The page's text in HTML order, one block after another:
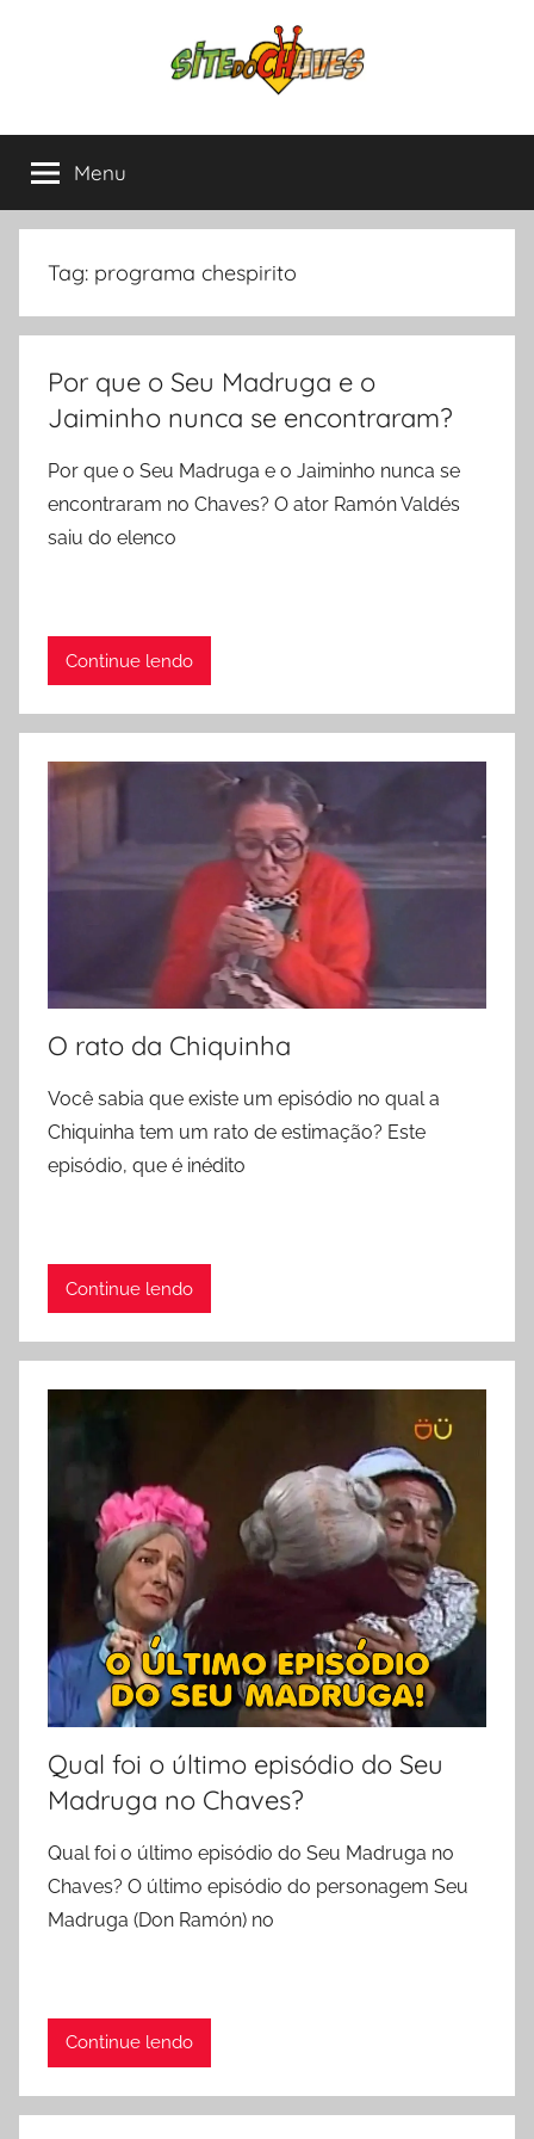
Site
do
Chaves
Chapolin,
tudo
sobre
mais
América
Menu
Tag: programa chespirito
Por que o Seu Madruga e o
Jaiminho nunca se encontraram?
Por que o Seu Madruga e o Jaiminho nunca se
encontraram no Chaves? O ator Ramón Valdés
saiu do elenco
Continue lendo
O rato da Chiquinha
Você sabia que existe um episódio no qual a
Chiquinha tem um rato de estimação? Este
episódio, que é inédito
Continue lendo
Qual foi o último episódio do Seu
Madruga no Chaves?
Qual foi o último episódio do Seu Madruga no
Chaves? O último episódio do personagem Seu
Madruga (Don Ramón) no
Continue lendo